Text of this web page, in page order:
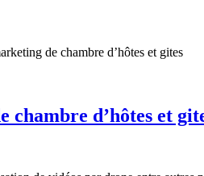
de chambre d’hôtes et gites
d’hôtes et